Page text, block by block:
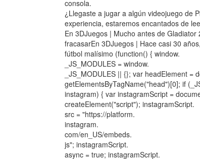
consola.
¿Llegaste a jugar a algún videojuego de
experiencia, estaremos encantados de
En 3DJuegos | Mucho antes de
fracasarEn 3DJuegos | Hace casi 30
fútbol malísimo (function() { window.
_JS_MODULES = window.
_JS_MODULES || {}; var headElement =
getElementsByTagName("head")[0]; if
instagram) { var instagramScript =
createElement("script"); instagramScript.
src = "https://platform.
instagram.
com/en_US/embeds.
js"; instagramScript.
async = true; instagramScript.